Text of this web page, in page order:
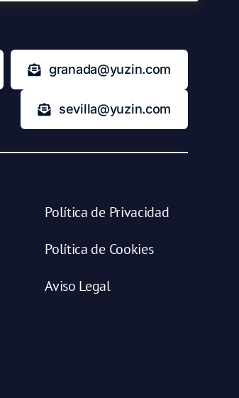
granada@yuzin.com
sevilla@yuzin.com
Política de Privacidad
Política de Cookies
Aviso Legal